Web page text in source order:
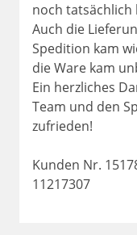
noch tatsächlich
Auch die
Spedition kam
die Ware kam
Ein herzliches
Team und den
zufrieden!
Kunden Nr.
11217307